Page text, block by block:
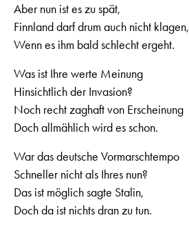
Aber nun ist es zu spät,
Finnland darf drum auch nicht klagen,
Wenn es ihm bald schlecht ergeht.
Was ist Ihre werte Meinung
Hinsichtlich der Invasion?
Noch recht zaghaft von Erscheinung
Doch allmählich wird es schon.
War das deutsche Vormarschtempo
Schneller nicht als Ihres nun?
Das ist möglich sagte Stalin,
Doch da ist nichts dran zu tun.